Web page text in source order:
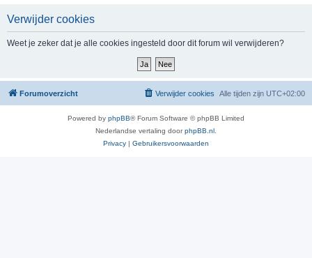
Verwijder cookies
Weet je zeker dat je alle cookies ingesteld door dit forum wil verwijderen?
Forumoverzicht Alle tijden zijn UTC+02:00
Verwijder cookies
Powered by phpBB® Forum Software © phpBB Limited
Nederlandse vertaling doorphpBB.nl
Privacy | Gebruikersvoorwaarden